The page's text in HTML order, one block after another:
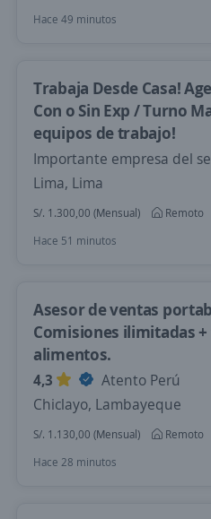
Hace 49 minutos
Trabaja Desde Casa!
Con o Sin Exp / Turno
equipos de trabajo!
Importante empresa del
Lima, Lima
S/. 1.300,00 (Mensual)
Remoto
Hace 51 minutos
Asesor de ventas
Comisiones ilimitadas
alimentos.
4,3
Atento Perú
Chiclayo, Lambayeque
S/. 1.130,00 (Mensual)
Remoto
Hace 28 minutos